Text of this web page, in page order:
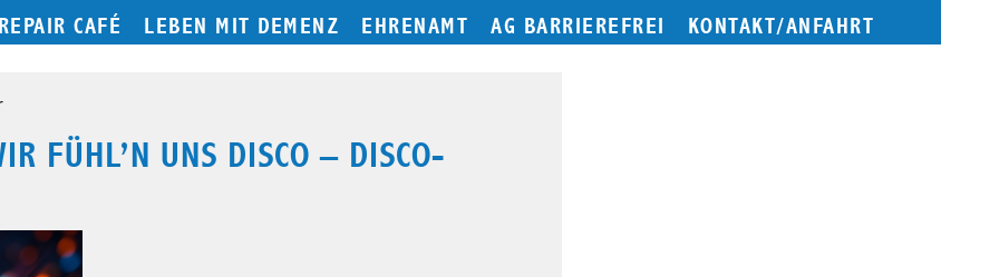
REPAIR CAFÉ LEBEN MIT DEMENZ EHRENAMT AG BARRIEREFREI KONTAKT/ANFAHRT
FÜHL’N UNS DISCO – DISCO-